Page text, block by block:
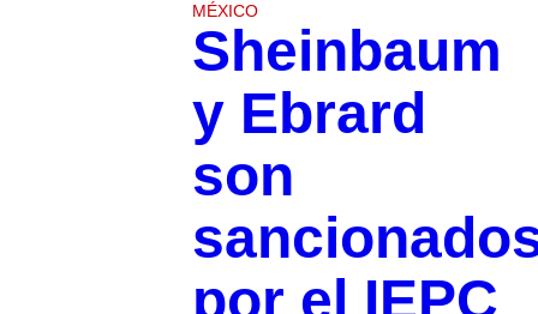
MÉXICO
Sheinbaum
y Ebrard
son
por el IEPC